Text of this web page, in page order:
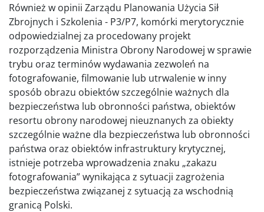
Również w opinii Zarządu Planowania Użycia Sił
Zbrojnych i Szkolenia - P3/P7, komórki merytorycznie
odpowiedzialnej za procedowany projekt
rozporządzenia Ministra Obrony Narodowej w sprawie
trybu oraz terminów wydawania zezwoleń na
fotografowanie, filmowanie lub utrwalenie w inny
sposób obrazu obiektów szczególnie ważnych dla
bezpieczeństwa lub obronności państwa, obiektów
resortu obrony narodowej nieuznanych za obiekty
szczególnie ważne dla bezpieczeństwa lub obronności
państwa oraz obiektów infrastruktury krytycznej,
istnieje potrzeba wprowadzenia znaku „zakazu
fotografowania” wynikająca z sytuacji zagrożenia
bezpieczeństwa związanej z sytuacją za wschodnią
granicą Polski.